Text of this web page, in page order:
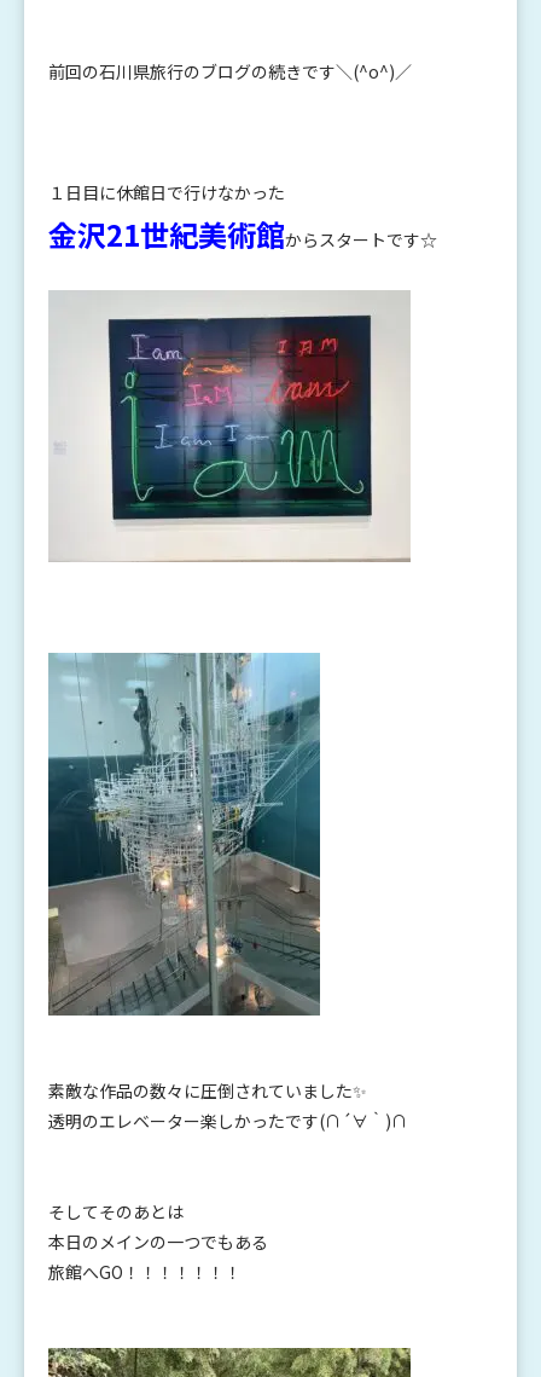
前回の石川県旅行のブログの続きです＼(^o^)／
１日目に休館日で行けなかった
金沢21世紀美術館からスタートです☆
素敵な作品の数々に圧倒されていました✨
透明のエレベーター楽しかったです(∩´∀｀)∩
そしてそのあとは
本日のメインの一つでもある
旅館へGO！！！！！！！